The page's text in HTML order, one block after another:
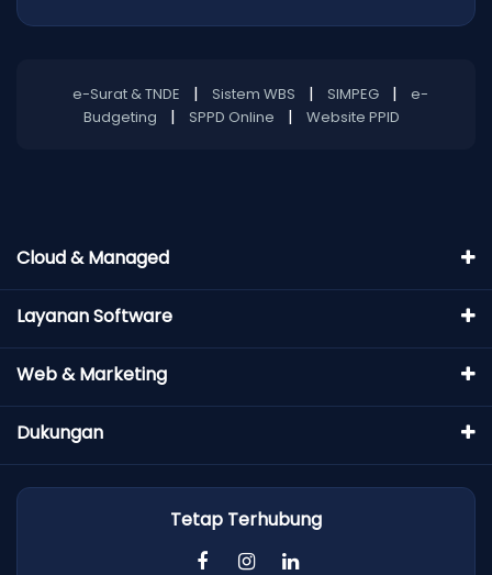
e-Surat & TNDE | Sistem WBS | SIMPEG |
e-
Budgeting
| SPPD Online | Website PPID
Cloud & Managed
Layanan Software
Web & Marketing
Dukungan
Tetap Terhubung